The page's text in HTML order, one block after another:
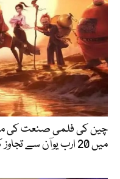
میں 20 ارب یوآن سے تجاوز کر گئی